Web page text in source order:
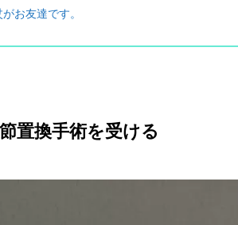
お友達です。
置換手術を受ける